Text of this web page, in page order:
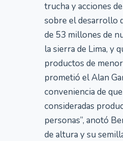
trucha y acciones
sobre el desarrollo
de 53 millones de
la sierra de Lima, y
productos de
prometió el Alan
conveniencia de
consideradas
personas”, anotó
de altura y su